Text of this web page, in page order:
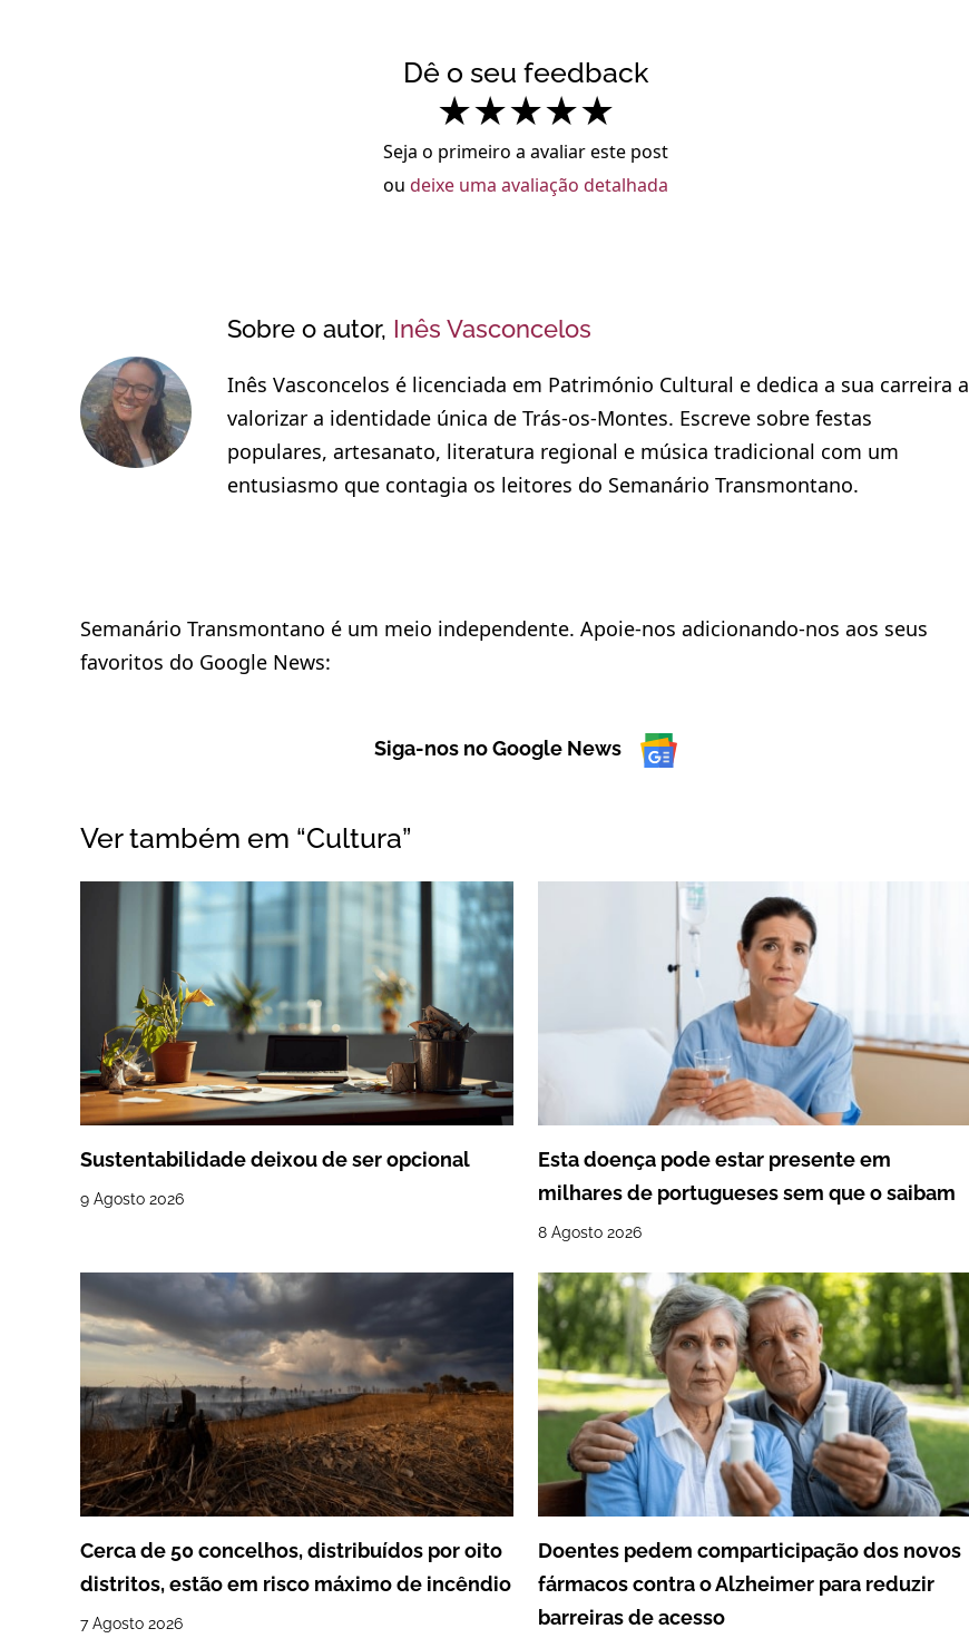
Dê o seu feedback
★★★★★
Seja o primeiro a avaliar este post
ou deixe uma avaliação detalhada
Sobre o autor, Inês Vasconcelos
Inês Vasconcelos é licenciada em Património Cultural e dedica a sua carreira a
valorizar a identidade única de Trás-os-Montes. Escreve sobre festas
populares, artesanato, literatura regional e música tradicional com um
entusiasmo que contagia os leitores do Semanário Transmontano.
Semanário Transmontano é um meio independente. Apoie-nos adicionando-nos aos seus
favoritos do Google News:
Siga-nos no Google News
Ver também em “Cultura”
Sustentabilidade deixou de ser opcional
9 Agosto 2026
Esta doença pode estar presente em
milhares de portugueses sem que o saibam
8 Agosto 2026
Cerca de 50 concelhos, distribuídos por oito
distritos, estão em risco máximo de incêndio
7 Agosto 2026
Doentes pedem comparticipação dos novos
fármacos contra o Alzheimer para reduzir
barreiras de acesso